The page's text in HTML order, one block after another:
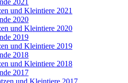
und Kleintiere 2021
2020
und Kleintiere 2020
2019
und Kleintiere 2019
2018
und Kleintiere 2018
2017
und Kleintiere 2017